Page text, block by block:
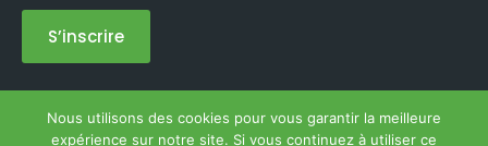
S’inscrire
Copyright © 2026 Annuaire Nutrition. Tous droits
Nous utilisons des cookies pour vous garantir la meilleure
expérience sur notre site. Si vous continuez à utiliser ce